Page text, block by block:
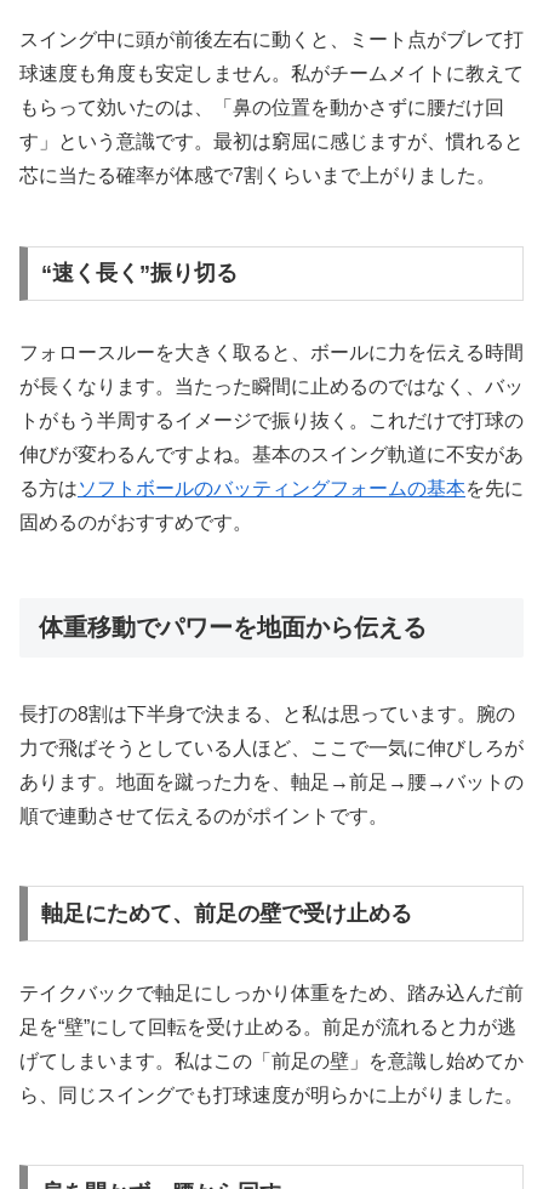
スイング中に頭が前後左右に動くと、ミート点がブレて打
球速度も角度も安定しません。私がチームメイトに教えて
もらって効いたのは、「鼻の位置を動かさずに腰だけ回
す」という意識です。最初は窮屈に感じますが、慣れると
芯に当たる確率が体感で7割くらいまで上がりました。
“速く長く”振り切る
フォロースルーを大きく取ると、ボールに力を伝える時間
が長くなります。当たった瞬間に止めるのではなく、バッ
トがもう半周するイメージで振り抜く。これだけで打球の
伸びが変わるんですよね。基本のスイング軌道に不安があ
る方はソフトボールのバッティングフォームの基本を先に
固めるのがおすすめです。
体重移動でパワーを地面から伝える
長打の8割は下半身で決まる、と私は思っています。腕の
力で飛ばそうとしている人ほど、ここで一気に伸びしろが
あります。地面を蹴った力を、軸足→前足→腰→バットの
順で連動させて伝えるのがポイントです。
軸足にためて、前足の壁で受け止める
テイクバックで軸足にしっかり体重をため、踏み込んだ前
足を“壁”にして回転を受け止める。前足が流れると力が逃
げてしまいます。私はこの「前足の壁」を意識し始めてか
ら、同じスイングでも打球速度が明らかに上がりました。